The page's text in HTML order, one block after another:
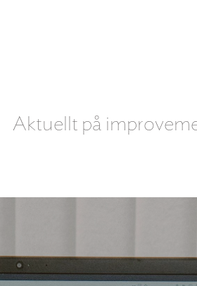
Aktuellt på